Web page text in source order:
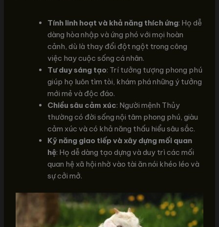
Tính linh hoạt và khả năng thích ứng: Họ dễ
dàng hòa nhập và ứng phó với mọi hoàn
cảnh, dù là thay đổi đột ngột trong công
việc hay cuộc sống cá nhân.
Tư duy sáng tạo: Trí tưởng tượng phong phú
giúp họ luôn tìm tòi, khám phá những ý tưởng
mới mẻ và độc đáo.
Chiều sâu cảm xúc: Người mệnh Thủy
thường có đời sống nội tâm phong phú, giàu
cảm xúc và có khả năng thấu hiểu sâu sắc.
Kỹ năng giao tiếp và xây dựng mối quan
hệ: Họ dễ dàng tạo dựng và duy trì các mối
quan hệ xã hội nhờ vào tài ăn nói khéo léo và
sự cởi mở.